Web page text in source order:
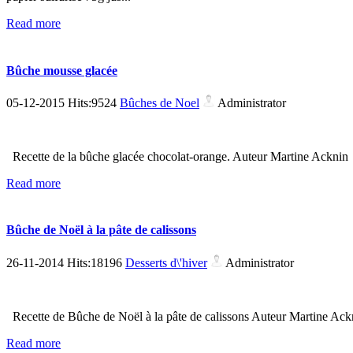
Read more
Bûche mousse glacée
05-12-2015 Hits:9524 Bûches de Noel Administrator
Recette de la bûche glacée chocolat-orange. Auteur Martine Acknin
Read more
Bûche de Noël à la pâte de calissons
26-11-2014 Hits:18196 Desserts d\'hiver Administrator
Recette de Bûche de Noël à la pâte de calissons Auteur Martine
Read more